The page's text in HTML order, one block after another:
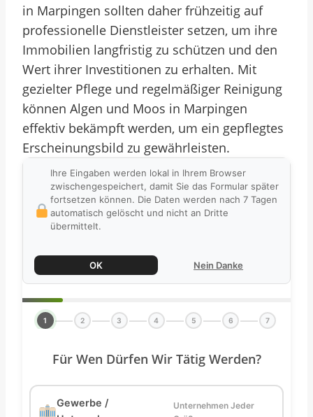
in Marpingen sollten daher frühzeitig auf
professionelle Dienstleister setzen, um ihre
Immobilien langfristig zu schützen und den
Wert ihrer Investitionen zu erhalten. Mit
gezielter Pflege und regelmäßiger Reinigung
können Algen und Moos in Marpingen
effektiv bekämpft werden, um ein gepflegtes
Erscheinungsbild zu gewährleisten.
Ihre Eingaben werden lokal in Ihrem Browser
zwischengespeichert, damit Sie das Formular später
fortsetzen können. Die Daten werden nach 7 Tagen
automatisch gelöscht und nicht an Dritte
übermittelt.
OK Nein Danke
1 2 3 4 5 6 7
Für Wen Dürfen Wir Tätig Werden?
Gewerbe /
Unternehmen Jeder